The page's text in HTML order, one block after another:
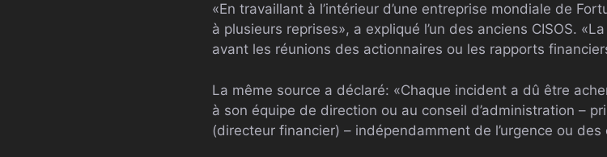
«En travaillant à l’intérieur d’une entreprise mondiale de
à plusieurs reprises», a expliqué l’un des anciens CISOS.
avant les réunions des actionnaires ou les rapports
La même source a déclaré: «Chaque incident a dû être
à son équipe de direction ou au conseil d’administration –
(directeur financier) – indépendamment de l’urgence ou